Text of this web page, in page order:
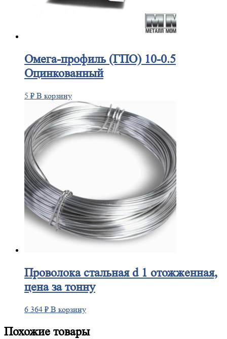
Омега-профиль(ГПО) 10-0.5
Оцинкованный
5 ₽ В корзину
Проволокастальная d 1 отожженная,
цена за тонну
6 364 ₽ В корзину
Похожие товары